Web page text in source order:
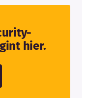
hier.